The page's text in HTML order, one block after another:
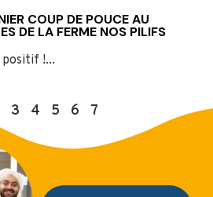
COUP DE POUCE AU
DE LA FERME NOS PILIFS
positif !...
3 4 5 6 7